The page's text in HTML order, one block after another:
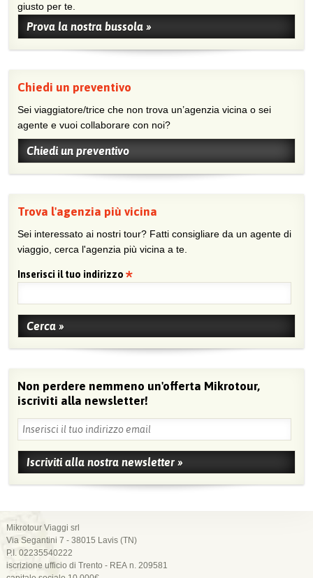
giusto per te.
Prova la nostra bussola »
Chiedi un preventivo
Sei viaggiatore/trice che non trova un’agenzia vicina o sei
agente e vuoi collaborare con noi?
Chiedi un preventivo
Trova l'agenzia più vicina
Sei interessato ai nostri tour? Fatti consigliare da un agente di
viaggio, cerca l'agenzia più vicina a te.
Inserisci il tuo indirizzo
Non perdere nemmeno un'offerta Mikrotour,
iscriviti alla newsletter!
Mikrotour Viaggi srl
Via Segantini 7 - 38015 Lavis (TN)
P.I. 02235540222
iscrizione ufficio di Trento - REA n. 209581